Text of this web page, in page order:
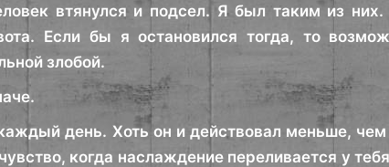
втянулся и подсел. Я был таким из
Если бы я остановился тогда, то
злобой.
день. Хоть он и действовал меньше,
когда наслаждение переливается у